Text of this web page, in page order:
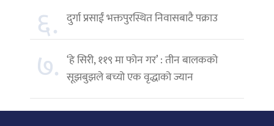
६. दुर्गा प्रसाईं भक्तपुरस्थित निवासबाटै पक्राउ
७. ‘हे सिरी, ११९ मा फोन गर’ : तीन बालकको
सूझबुझले बच्यो एक वृद्धाको ज्यान